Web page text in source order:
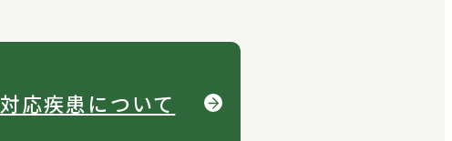
対応疾患について